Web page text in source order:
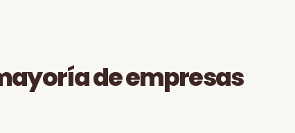
de empresas